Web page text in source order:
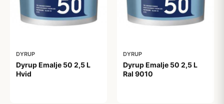
DYRUP
Dyrup Emalje 50 2,5 L
Hvid
DYRUP
Dyrup Emalje 50 2,5 L
Ral 9010